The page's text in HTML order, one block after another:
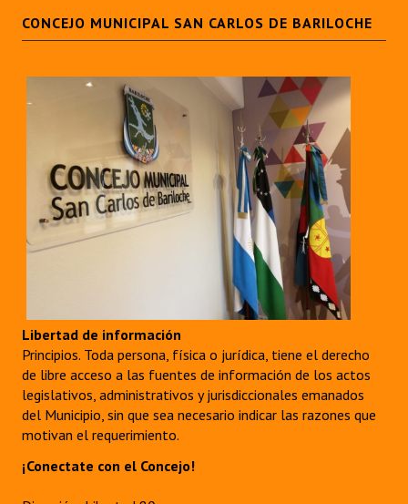
CONCEJO MUNICIPAL SAN CARLOS DE BARILOCHE
Libertad de información
Principios. Toda persona, física o jurídica, tiene el derecho
de libre acceso a las fuentes de información de los actos
legislativos, administrativos y jurisdiccionales emanados
del Municipio, sin que sea necesario indicar las razones que
motivan el requerimiento.
¡Conectate con el Concejo!